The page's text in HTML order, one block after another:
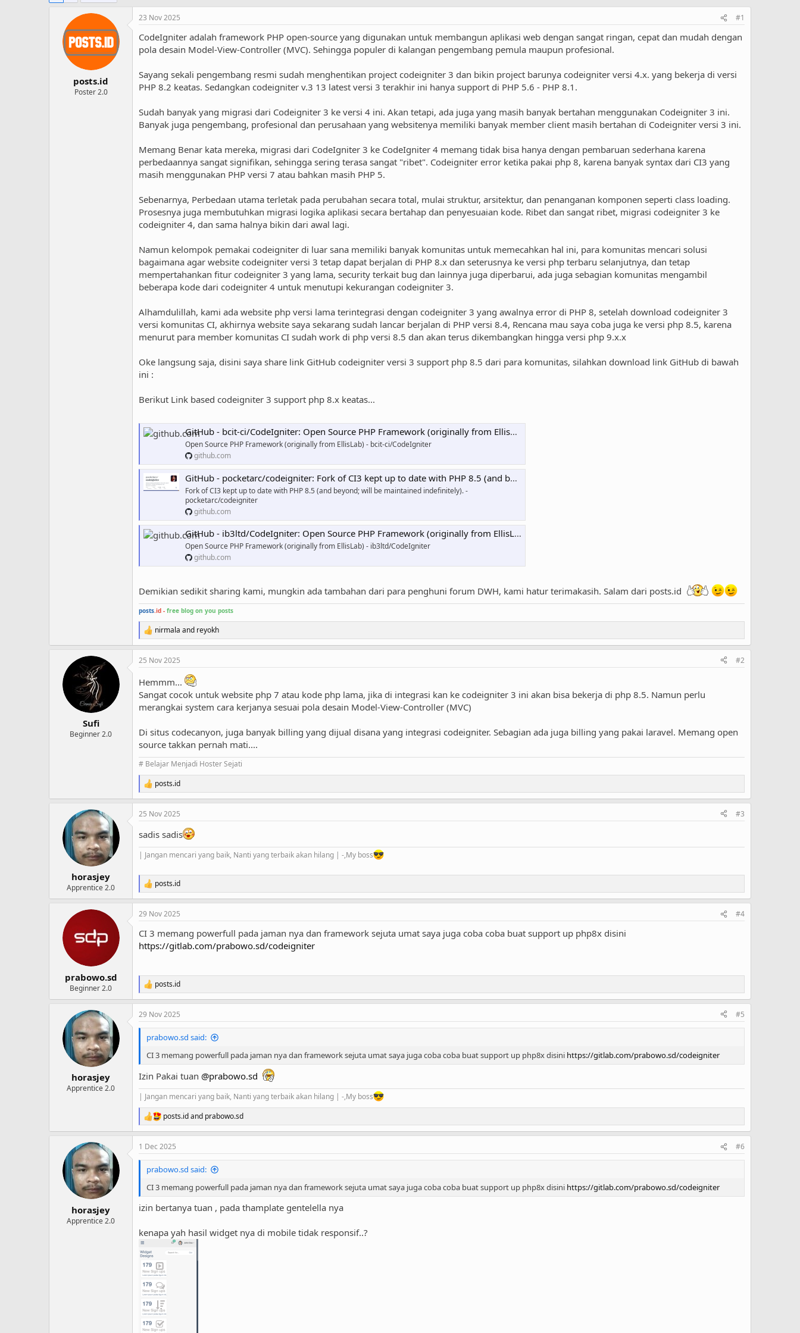
posts.id
Poster 2.0
23 Nov 2025 #1
CodeIgniter adalah framework PHP open-source yang digunakan untuk membangun aplikasi web dengan sangat ringan, cepat dan mudah dengan
pola desain Model-View-Controller (MVC). Sehingga populer di kalangan pengembang pemula maupun profesional.
Sayang sekali pengembang resmi sudah menghentikan project codeigniter 3 dan bikin project barunya codeigniter versi 4.x. yang bekerja di versi
PHP 8.2 keatas. Sedangkan codeigniter v.3 13 latest versi 3 terakhir ini hanya support di PHP 5.6 - PHP 8.1.
Sudah banyak yang migrasi dari Codeigniter 3 ke versi 4 ini. Akan tetapi, ada juga yang masih banyak bertahan menggunakan Codeigniter 3 ini.
Banyak juga pengembang, profesional dan perusahaan yang websitenya memiliki banyak member client masih bertahan di Codeigniter versi 3 ini.
Memang Benar kata mereka, migrasi dari CodeIgniter 3 ke CodeIgniter 4 memang tidak bisa hanya dengan pembaruan sederhana karena
perbedaannya sangat signifikan, sehingga sering terasa sangat "ribet". Codeigniter error ketika pakai php 8, karena banyak syntax dari CI3 yang
masih menggunakan PHP versi 7 atau bahkan masih PHP 5.
Sebenarnya, Perbedaan utama terletak pada perubahan secara total, mulai struktur, arsitektur, dan penanganan komponen seperti class loading.
Prosesnya juga membutuhkan migrasi logika aplikasi secara bertahap dan penyesuaian kode. Ribet dan sangat ribet, migrasi codeigniter 3 ke
codeigniter 4, dan sama halnya bikin dari awal lagi.
Namun kelompok pemakai codeigniter di luar sana memiliki banyak komunitas untuk memecahkan hal ini, para komunitas mencari solusi
bagaimana agar website codeigniter versi 3 tetap dapat berjalan di PHP 8.x dan seterusnya ke versi php terbaru selanjutnya, dan tetap
mempertahankan fitur codeigniter 3 yang lama, security terkait bug dan lainnya juga diperbarui, ada juga sebagian komunitas mengambil
beberapa kode dari codeigniter 4 untuk menutupi kekurangan codeigniter 3.
Alhamdulillah, kami ada website php versi lama terintegrasi dengan codeigniter 3 yang awalnya error di PHP 8, setelah download codeigniter 3
versi komunitas CI, akhirnya website saya sekarang sudah lancar berjalan di PHP versi 8.4, Rencana mau saya coba juga ke versi php 8.5, karena
menurut para member komunitas CI sudah work di php versi 8.5 dan akan terus dikembangkan hingga versi php 9.x.x
Oke langsung saja, disini saya share link GitHub codeigniter versi 3 support php 8.5 dari para komunitas, silahkan download link GitHub di bawah
ini :
Berikut Link based codeigniter 3 support php 8.x keatas...
GitHub - bcit-ci/CodeIgniter: Open Source PHP Framework (originally from EllisLab)
Open Source PHP Framework (originally from EllisLab) - bcit-ci/CodeIgniter
github.com
GitHub - pocketarc/codeigniter: Fork of CI3 kept up to date with PHP 8.5 (and beyond; will be maintained indefinitely).
Fork of CI3 kept up to date with PHP 8.5 (and beyond; will be maintained indefinitely). -
pocketarc/codeigniter
github.com
GitHub - ib3ltd/CodeIgniter: Open Source PHP Framework (originally from EllisLab)
Open Source PHP Framework (originally from EllisLab) - ib3ltd/CodeIgniter
github.com
Demikian sedikit sharing kami, mungkin ada tambahan dari para penghuni forum DWH, kami hatur terimakasih. Salam dari posts.id
posts.id - free blog on you posts
R
e
a
c
i
o
n
s
nirmala and reyokh
Sufi
Beginner 2.0
25 Nov 2025 #2
Hemmm...
Sangat cocok untuk website php 7 atau kode php lama, jika di integrasi kan ke codeigniter 3 ini akan bisa bekerja di php 8.5. Namun perlu
merangkai system cara kerjanya sesuai pola desain Model-View-Controller (MVC)
Di situs codecanyon, juga banyak billing yang dijual disana yang integrasi codeigniter. Sebagian ada juga billing yang pakai laravel. Memang open
source takkan pernah mati....
# Belajar Menjadi Hoster Sejati
R
e
a
c
i
o
n
:
posts.id
horasjey
Apprentice 2.0
25 Nov 2025 #3
sadis sadis
| Jangan mencari yang baik, Nanti yang terbaik akan hilang | -,My boss
R
e
a
c
i
o
:
posts.id
prabowo.sd
Beginner 2.0
29 Nov 2025 #4
CI 3 memang powerfull pada jaman nya dan framework sejuta umat saya juga coba coba buat support up php8x disini
https://gitlab.com/prabowo.sd/codeigniter
R
e
a
c
t
n
s
:
posts.id
horasjey
Apprentice 2.0
29 Nov 2025 #5
prabowo.sd said:
CI 3 memang powerfull pada jaman nya dan framework sejuta umat saya juga coba coba buat support up php8x disini https://gitlab.com/prabowo.sd/codeigniter
Izin Pakai tuan @prabowo.sd
| Jangan mencari yang baik, Nanti yang terbaik akan hilang | -,My boss
R
e
a
c
t
n
s
:
posts.idand prabowo.sd
horasjey
Apprentice 2.0
1 Dec 2025 #6
prabowo.sd said:
CI 3 memang powerfull pada jaman nya dan framework sejuta umat saya juga coba coba buat support up php8x disini https://gitlab.com/prabowo.sd/codeigniter
izin bertanya tuan , pada thamplate gentelella nya
kenapa yah hasil widget nya di mobile tidak responsif..?